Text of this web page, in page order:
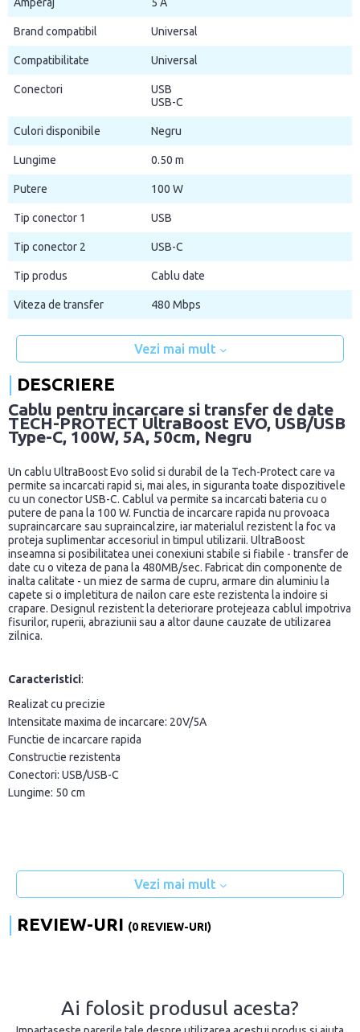
Brand compatibil Universal
Compatibilitate Universal
Conectori
USB
USB-C
Culori disponibile Negru
Lungime 0.50 m
Putere 100 W
Tip conector 1 USB
Tip conector 2 USB-C
Tip produs Cablu date
Viteza de transfer 480 Mbps
Vezi mai mult
DESCRIERE
Cablu pentru incarcare si transfer de date
TECH-PROTECT UltraBoost EVO, USB/USB
Type-C, 100W, 5A, 50cm, Negru
Un cablu UltraBoost Evo solid si durabil de la Tech-Protect care va
permite sa incarcati rapid si, mai ales, in siguranta toate dispozitivele
cu un conector USB-C. Cablul va permite sa incarcati bateria cu o
putere de pana la 100 W. Functia de incarcare rapida nu provoaca
supraincarcare sau supraincalzire, iar materialul rezistent la foc va
proteja suplimentar accesoriul in timpul utilizarii. UltraBoost
inseamna si posibilitatea unei conexiuni stabile si fiabile - transfer de
date cu o viteza de pana la 480MB/sec. Fabricat din componente de
inalta calitate - un miez de sarma de cupru, armare din aluminiu la
capete si o impletitura de nailon care este rezistenta la indoire si
crapare. Designul rezistent la deteriorare protejeaza cablul impotriva
fisurilor, ruperii, abraziunii sau a altor daune cauzate de utilizarea
zilnica.
Caracteristici:
Realizat cu precizie
Intensitate maxima de incarcare: 20V/5A
Functie de incarcare rapida
Constructie rezistenta
Conectori: USB/USB-C
Lungime: 50 cm
Vezi mai mult
REVIEW-URI (0 REVIEW-URI)
Ai folosit produsul acesta?